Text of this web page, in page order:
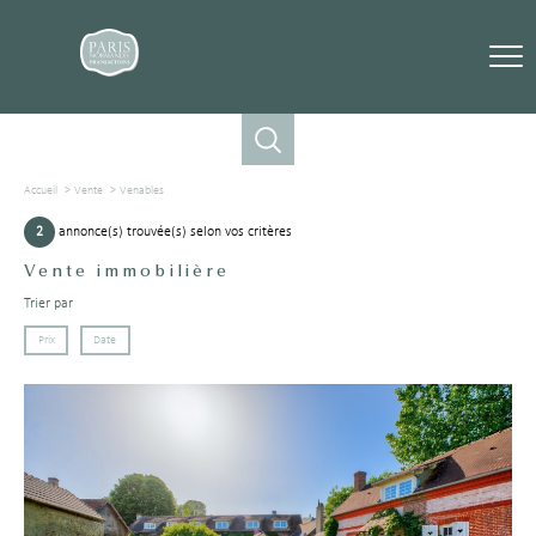
Accueil Vente Venables
2 annonce(s) trouvée(s) selon vos critères
Vente immobilière
Trier par
Prix Date